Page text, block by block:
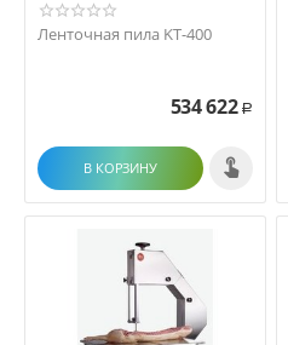
Ленточная пила KT-400
534 622 Р
В КОРЗИНУ